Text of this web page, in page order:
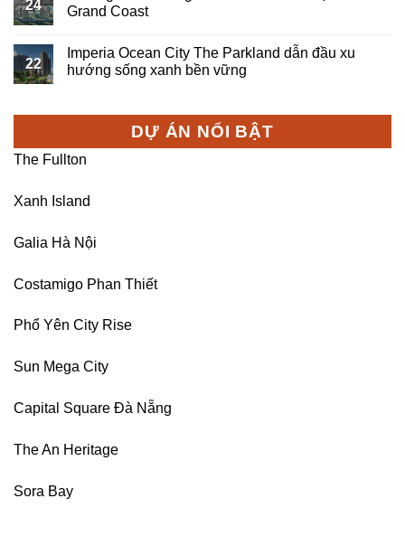
24
Grand Coast
22
Imperia Ocean City The Parkland dẫn đầu xu
hướng sống xanh bền vững
DỰ ÁN NỔI BẬT
The Fullton
Xanh Island
Galia Hà Nội
Costamigo Phan Thiết
Phổ Yên City Rise
Sun Mega City
Capital Square Đà Nẵng
The An Heritage
Sora Bay